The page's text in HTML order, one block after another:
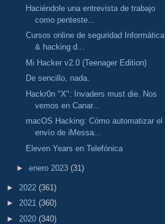
Haciéndole una entrevista de trabajo
como penteste...
Cursos online de seguridad Informática
& hacking d...
Mi Hacker v2.0 (Teenager Edition)
De sencillo, nada.
Hackr0n "X": Invaders must die. Nos
vemos en Canar...
macOS Hacking: Cómo automatizar el
envío de iMessa...
Eleven Years en Telefónica
► enero 2023 (31)
► 2022 (361)
► 2021 (360)
► 2020 (340)